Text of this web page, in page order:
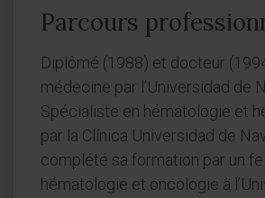
Parcours
Diplômé (1988) et docteur
médecine par l’Universidad de
Spécialiste en hématologie et
par la Clínica Universidad de
complété sa formation par un
hématologie et oncologie à